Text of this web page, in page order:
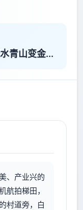
青山变金...
、产业兴的
航拍梯田，
村道旁，白